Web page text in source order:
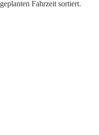
geplanten Fahrzeit sortiert.